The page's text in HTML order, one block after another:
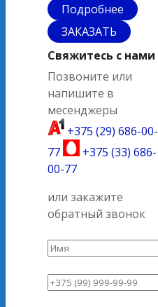
Подробнее
ЗАКАЗАТЬ
Свяжитесь с нами
Позвоните или
напишите в
месенджеры
+375 (29) 686-00-
77
+375 (33) 686-
00-77
или закажите
обратный звонок